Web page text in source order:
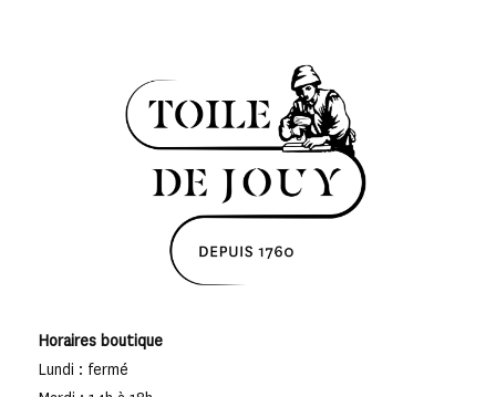
Horaires boutique
Lundi : fermé